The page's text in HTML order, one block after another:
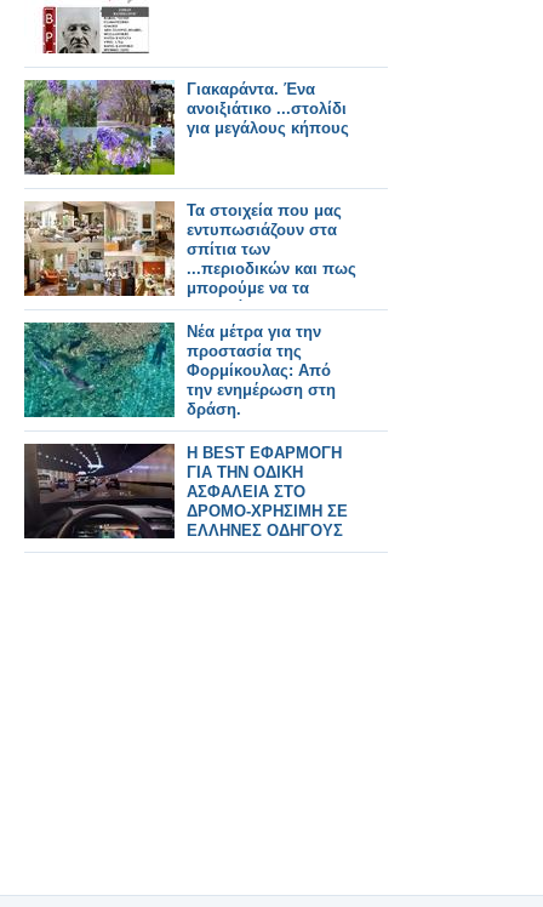
Γιακαράντα. Ένα
ανοιξιάτικο ...στολίδι
για μεγάλους κήπους
Τα στοιχεία που μας
εντυπωσιάζουν στα
σπίτια των
...περιοδικών και πως
μπορούμε να τα
αντιγράψουμε στο
δικό μας
Νέα μέτρα για την
προστασία της
Φορμίκουλας: Από
την ενημέρωση στη
δράση.
Η BEST ΕΦΑΡΜΟΓΗ
ΓΙΑ ΤΗΝ ΟΔΙΚΗ
ΑΣΦΑΛΕΙΑ ΣΤΟ
ΔΡΟΜΟ-ΧΡΗΣΙΜΗ ΣΕ
ΕΛΛΗΝΕΣ ΟΔΗΓΟΥΣ